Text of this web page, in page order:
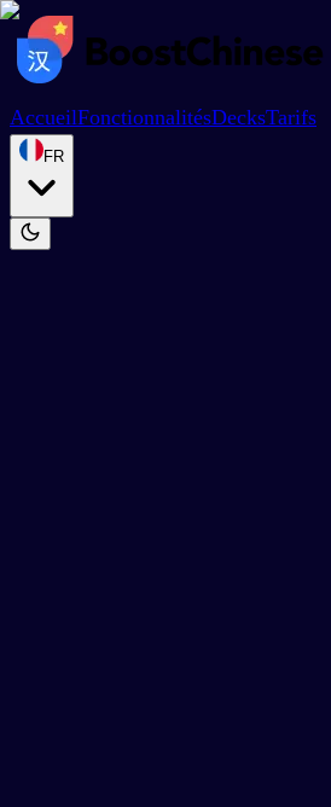
AccueilFonctionnalitésDecksTarifs
FR